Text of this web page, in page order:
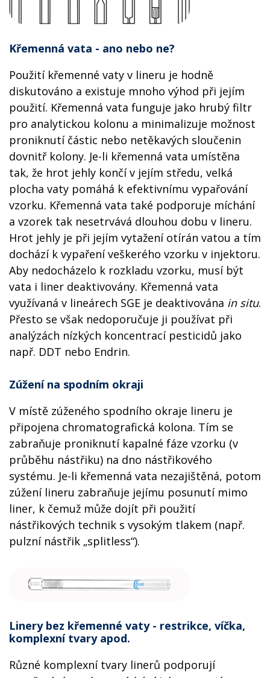
Křemenná vata - ano nebo ne?
Použití křemenné vaty v lineru je hodně
diskutováno a existuje mnoho výhod při jejím
použití. Křemenná vata funguje jako hrubý filtr
pro analytickou kolonu a minimalizuje možnost
proniknutí částic nebo netěkavých sloučenin
dovnitř kolony. Je-li křemenná vata umístěna
tak, že hrot jehly končí v jejím středu, velká
plocha vaty pomáhá k efektivnímu vypařování
vzorku. Křemenná vata také podporuje míchání
a vzorek tak nesetrvává dlouhou dobu v lineru.
Hrot jehly je při jejím vytažení otírán vatou a tím
dochází k vypaření veškerého vzorku v injektoru.
Aby nedocházelo k rozkladu vzorku, musí být
vata i liner deaktivovány. Křemenná vata
využívaná v lineárech SGE je deaktivována in situ.
Přesto se však nedoporučuje ji používat při
analýzách nízkých koncentrací pesticidů jako
např. DDT nebo Endrin.
Zúžení na spodním okraji
V místě zúženého spodního okraje lineru je
připojena chromatografická kolona. Tím se
zabraňuje proniknutí kapalné fáze vzorku (v
průběhu nástřiku) na dno nástřikového
systému. Je-li křemenná vata nezajištěná, potom
zúžení lineru zabraňuje jejímu posunutí mimo
liner, k čemuž může dojít při použití
nástřikových technik s vysokým tlakem (např.
pulzní nástřik „splitless“).
Linery bez křemenné vaty - restrikce, víčka,
komplexní tvary apod.
Různé komplexní tvary linerů podporují